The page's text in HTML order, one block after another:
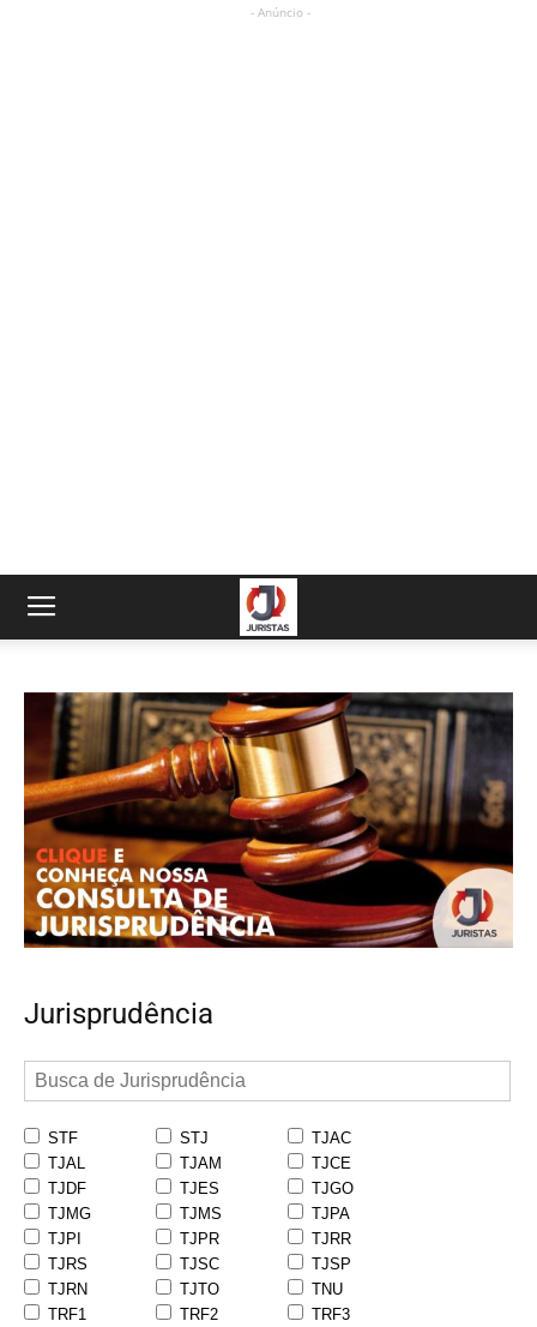
- Anúncio -
Jurisprudência
STF STJ
TJAC
TJAL
TJAM
TJCE
TJDF
TJES
TJGO
TJMG
TJMS
TJPA
TJPI
TJPR
TJRR
TJRS
TJSC
TJSP
TJRN
TJTO
TNU
TRF1
TRF2
TRF3